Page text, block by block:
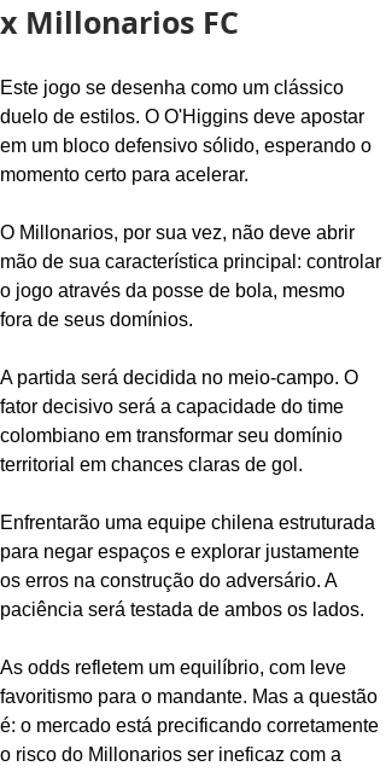
x Millonarios FC
Este jogo se desenha como um clássico
duelo de estilos. O O'Higgins deve apostar
em um bloco defensivo sólido, esperando o
momento certo para acelerar.
O Millonarios, por sua vez, não deve abrir
mão de sua característica principal: controlar
o jogo através da posse de bola, mesmo
fora de seus domínios.
A partida será decidida no meio-campo. O
fator decisivo será a capacidade do time
colombiano em transformar seu domínio
territorial em chances claras de gol.
Enfrentarão uma equipe chilena estruturada
para negar espaços e explorar justamente
os erros na construção do adversário. A
paciência será testada de ambos os lados.
As odds refletem um equilíbrio, com leve
favoritismo para o mandante. Mas a questão
é: o mercado está precificando corretamente
o risco do Millonarios ser ineficaz com a